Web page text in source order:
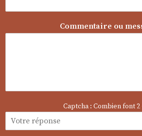
u
m
i
Commentaire ou
Captcha : Combien font 2